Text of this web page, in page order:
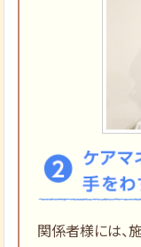
関係者様には、